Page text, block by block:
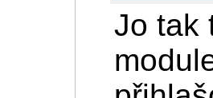
Jo tak